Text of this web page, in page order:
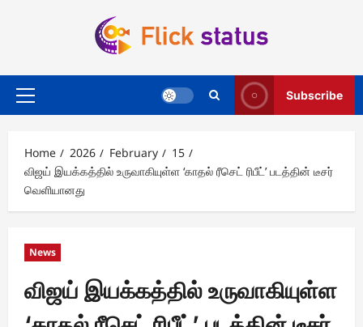
Primary
Subscribe
Home 2026 February
15
விஜய் இயக்கத்தில் உருவாகியுள்ள ‘காதல் ரீசெட் ரிபீட்’ படத்தின் டீசர்
வெளியானது
News
விஜய் இயக்கத்தில் உருவாகியுள்ள